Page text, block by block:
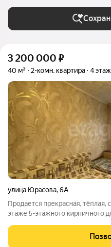
3 200 000 ₽
40 м² 2-комн. квартира 4 этаж
улица Юрасова,6А
Продается прекрасная, тёплая,
этаже 5-этажного кирпичного
установлены окна ПВХ,
Во всех комнатах,